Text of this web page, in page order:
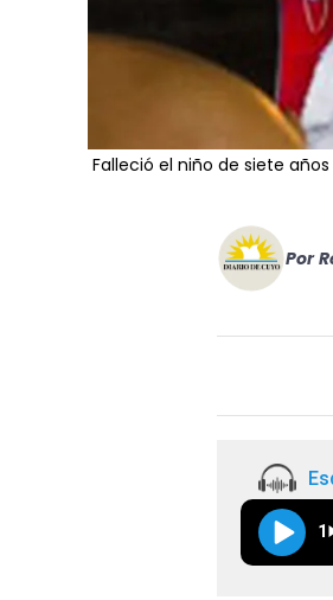
Falleció el niño de siete
Por
1